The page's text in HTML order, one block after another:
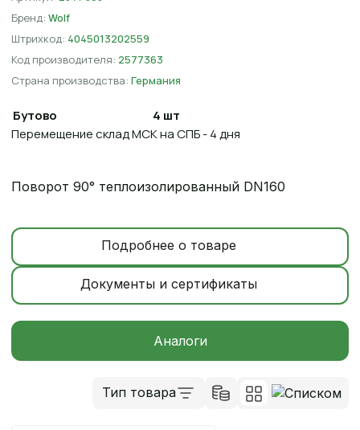
Бренд: Wolf
Штрихкод: 4045013202559
Код производителя: 2577363
Страна производства: Германия
Бутово
4 шт
Перемещение склад МСК на СПБ - 4 дня
Поворот 90° теплоизолированный DN160
Подробнее о товаре
Документы и сертификаты
Аналоги
Тип товара